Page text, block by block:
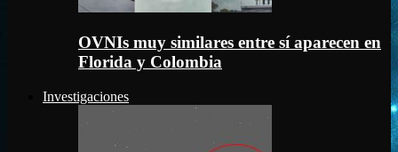
OVNIs muy similares entre sí aparecen en
Florida y Colombia
Investigaciones